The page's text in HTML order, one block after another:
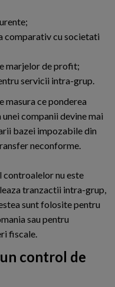
cu societati
marjelor de profit;
servicii intra-grup.
ce ponderea
companii devine mai
bazei impozabile din
neconforme.
nu este
tranzactii intra-grup,
sunt folosite pentru
sau pentru
fiscale.
control de